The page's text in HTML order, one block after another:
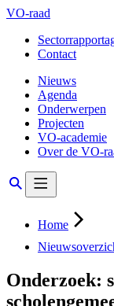
VO-raad
Contact
Nieuws
Agenda
Onderwerpen
Projecten
VO-academie
Over de VO-
Home
Onderzoek: